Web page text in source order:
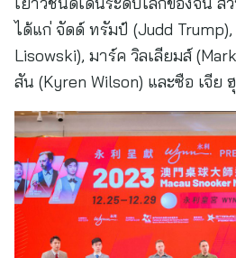
ได้แก่ จัดด์ ทรัมป์ (Judd
Lisowski), มาร์ค วิลเลียมส์
สัน (Kyren Wilson) และซือ เจีย